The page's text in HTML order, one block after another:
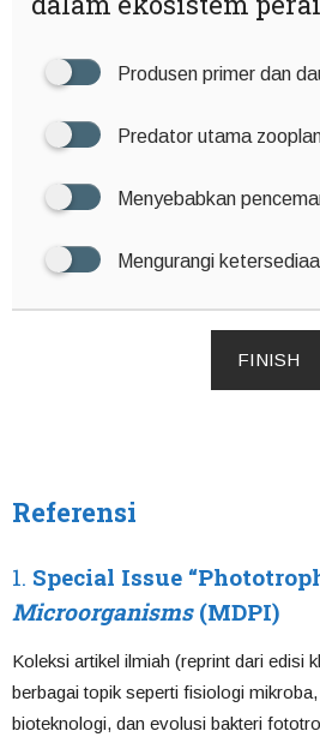
Produsen primer dan
Predator utama
Menyebabkan
Mengurangi
FINISH
Referensi
1. Special Issue
Microorganisms(MDPI)
Koleksi artikel ilmiah (reprint dari edisi
berbagai topik seperti fisiologi
bioteknologi, dan evolusi bakteri